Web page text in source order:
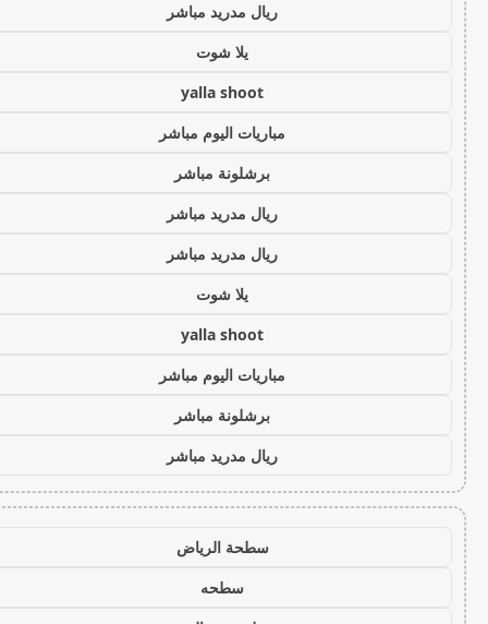
ريال مدريد مباشر
يلا شوت
yalla shoot
مباريات اليوم مباشر
برشلونة مباشر
ريال مدريد مباشر
ريال مدريد مباشر
يلا شوت
yalla shoot
مباريات اليوم مباشر
برشلونة مباشر
ريال مدريد مباشر
سطحة الرياض
سطحه